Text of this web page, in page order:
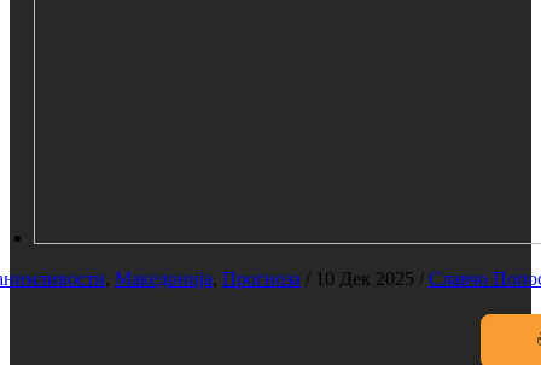
, Македонија, Прогноза / 10 Дек 2025 / Славчо